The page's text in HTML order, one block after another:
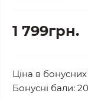
1 799грн.
Ціна в
Бонусні бали: 20